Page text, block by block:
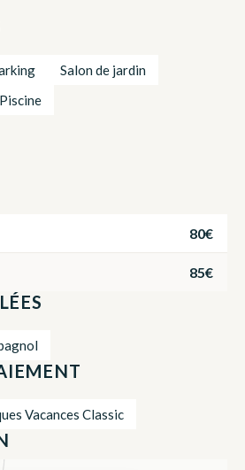
Salon de jardin
Piscine
80€
85€
Vacances Classic